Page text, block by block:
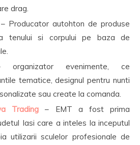
drag.
– Producator autohton de produse
tenului si corpului pe baza de
evenimente, ce
tematice, designul pentru nunti
sau create la comanda.
Trading – EMT a fost prima
Iasi care a inteles la inceputul
utilizarii sculelor profesionale de